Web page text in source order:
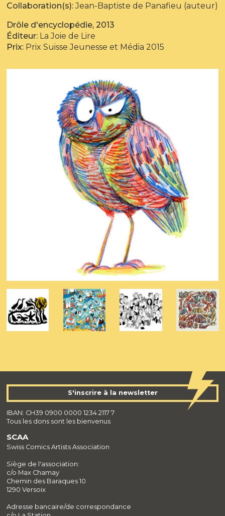
Collaboration(s):Jean-Baptiste de Panafieu (auteur)
Drôle d'encyclopédie, 2013
Éditeur: La Joie de Lire
Prix: Prix Suisse Jeunesse et Média 2015
SCAA
Swiss Comics Artists Association
Siège de l'association:
c/o Max Chamay
Chemin des Baraques 10
1290 Versoix
Adresse bancaire/de correspondance
S'inscrire à la newsletter
IBAN: CH39 0900 0000 1234 2117 7
Tous les dons sont les bienvenus